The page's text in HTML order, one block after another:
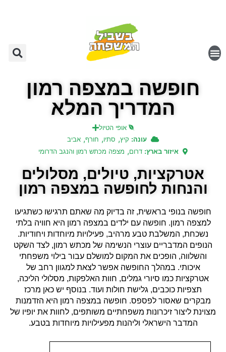
חופשה במצפה רמון
המדריך המלא
אופי הטיול
עונה: קיץ, סתיו, חורף, אביב
איזור בארץ: דרום, מצפה מכתש רמון והנגב הדרומי
אטרקציות, טיולים, מסלולים
והנחות לחופשה במצפה רמון
חופשה בנופי בראשית, זה בדיוק מה שאתם תרגישו כשתגיעו
למצפה רמון. חופשה עם ילדים במצפה רמון היא חוויה בלתי
נשכחת, המשלבת טבע מרהיב, פעילויות מיוחדות ויחודיות.
הנופים המדבריים עוצרי הנשימה של מכתש רמון, לצד השקט
והשלווה, הופכים את המקום למושלם עבור בילוי משפחתי
איכותי. במהלך החופשה אפשר לצאת למגוון רחב של
אטרקציות כמו סיורי גמלים, חוות האלפקות, מסלולי הליכה,
תצפיות כוכבים, גלישת חולות ועוד. בנוסף יש כאן מרכז
מבקרים שאסור לפספס. חופשה במצפה רמון היא הזדמנות
מצוינת ליצור זיכרונות משפחתיים משותפים, לחוות את יופיו של
המדבר הישראלי וליהנות מפעילויות מיוחדות בטבע.